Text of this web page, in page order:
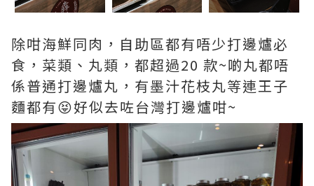
除咁海鮮同肉，自助區都有唔少打邊爐必
食，菜類、丸類，都超過20 款~啲丸都唔
係普通打邊爐丸，有墨汁花枝丸等連王子
麵都有😝好似去咗台灣打邊爐咁~